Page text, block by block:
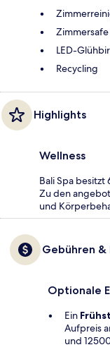
Zimmersafe
LED-
Recycling
Highlights
Wellness
Bali Spa besitzt
Zu den
und
Gebühren &
Optionale
Ein
Aufpreis
und